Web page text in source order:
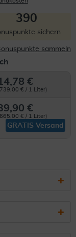
390
sichern
sammeln
€
€ / 1 Liter)
€
€ / 1 Liter)
GRATIS Versand